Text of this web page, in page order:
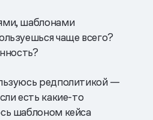
шаблонами
чаще всего?
редполитикой —
есть какие-то
шаблоном кейса